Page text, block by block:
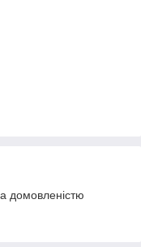
домовленістю